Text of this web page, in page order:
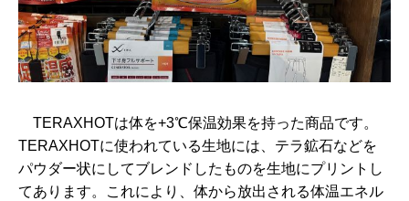
TERAXHOTは体を+3℃保温効果を持った商品です。
TERAXHOTに使われている生地には、テラ鉱石などを
パウダー状にしてブレンドしたものを生地にプリントし
てあります。これにより、体から放出される体温エネル